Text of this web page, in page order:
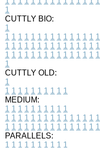
1
CUTTLY BIO:
1
1 1 1 1 1 1 1 1 1 1 1 1 1 1 1
1 1 1 1 1 1 1 1 1 1 1 1 1 1 1
1 1 1 1 1 1 1 1 1 1 1 1 1 1 1
1
CUTTLY OLD:
1
1 1 1 1 1 1 1 1 1 1
MEDIUM:
1 1 1 1 1 1 1 1 1 1
1 1 1 1 1 1 1 1 1 1 1 1 1 1 1
1 1 1 1 1 1 1 1 1 1 1 1 1 1 1
PARALLELS:
1 1 1 1 1 1 1 1 1 1